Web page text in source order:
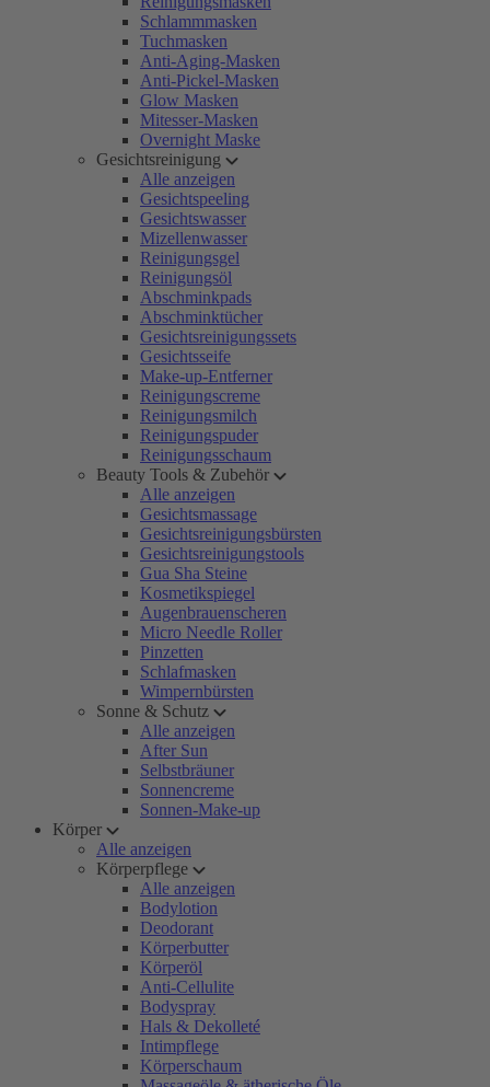
Schlammmasken
Tuchmasken
Anti-Aging-Masken
Anti-Pickel-Masken
Glow Masken
Mitesser-Masken
Overnight Maske
Gesichtsreinigung
Alle anzeigen
Gesichtspeeling
Gesichtswasser
Mizellenwasser
Reinigungsgel
Reinigungsöl
Abschminkpads
Abschminktücher
Gesichtsreinigungssets
Gesichtsseife
Make-up-Entferner
Reinigungscreme
Reinigungsmilch
Reinigungspuder
Reinigungsschaum
Beauty Tools & Zubehör
Alle anzeigen
Gesichtsmassage
Gesichtsreinigungsbürsten
Gesichtsreinigungstools
Gua Sha Steine
Kosmetikspiegel
Augenbrauenscheren
Micro Needle Roller
Pinzetten
Schlafmasken
Wimpernbürsten
Sonne & Schutz
Alle anzeigen
After Sun
Selbstbräuner
Sonnencreme
Sonnen-Make-up
Körper
Alle anzeigen
Körperpflege
Alle anzeigen
Bodylotion
Deodorant
Körperbutter
Körperöl
Anti-Cellulite
Bodyspray
Hals & Dekolleté
Intimpflege
Körperschaum